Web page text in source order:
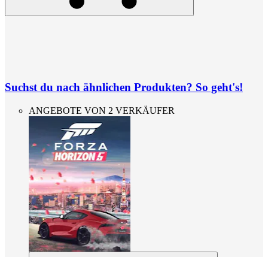
Suchst du nach ähnlichen Produkten? So geht's!
ANGEBOTE VON 2 VERKÄUFER